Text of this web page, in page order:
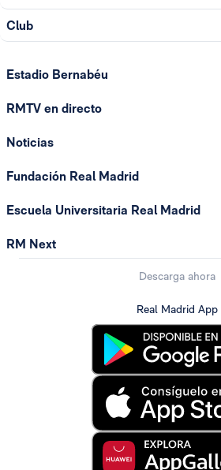
Club
Estadio Bernabéu
RMTV en directo
Noticias
Fundación Real Madrid
Escuela Universitaria Real Madrid
RM Next
Descarga ahora
Real Madrid App